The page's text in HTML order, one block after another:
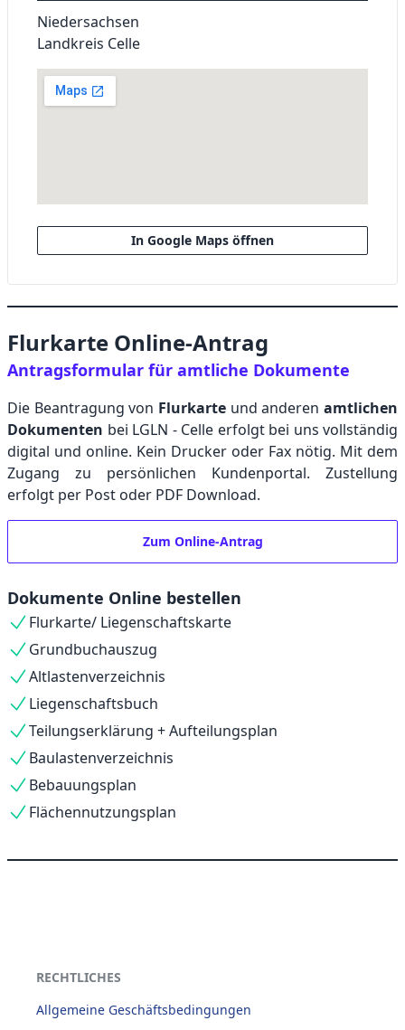
Niedersachsen
Landkreis Celle
In Google Maps öffnen
Flurkarte Online-Antrag
Antragsformular für amtliche Dokumente
Die Beantragung von Flurkarte und anderen amtlichen
Dokumenten bei LGLN - Celle erfolgt bei uns vollständig
digital und online. Kein Drucker oder Fax nötig. Mit dem
Zugang zu persönlichen Kundenportal. Zustellung
erfolgt per Post oder PDF Download.
Zum Online-Antrag
Dokumente Online bestellen
Flurkarte/ Liegenschaftskarte
Grundbuchauszug
Altlastenverzeichnis
Liegenschaftsbuch
Teilungserklärung + Aufteilungsplan
Baulastenverzeichnis
Bebauungsplan
Flächennutzungsplan
RECHTLICHES
Allgemeine Geschäftsbedingungen